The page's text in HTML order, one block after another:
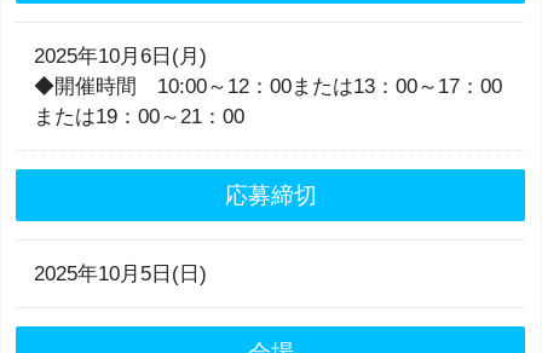
2025年10月6日(月)
◆開催時間 10:00～12：00または13：00～17：00
または19：00～21：00
応募締切
2025年10月5日(日)